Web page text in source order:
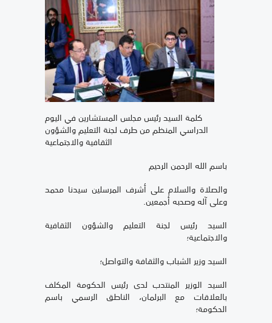
كلمة السيد رئيس مجلس المستشارين في اليوم
الدراسي المنظم من طرف لجنة التعليم والشؤون
الثقافية والاجتماعية
باسم الله الرحمن الرحيم
والصلاة والسلام على أشرف المرسلين سيدنا محمد
وعلى آله وصحبه أجمعين.
السيد رئيس لجنة التعليم والشؤون الثقافية
والاجتماعية؛
السيد وزير الشباب والثقافة والتواصل؛
السيد الوزير المنتدب لدى رئيس الحكومة المكلف
بالعلاقات مع البرلمان، الناطق الرسمي باسم
الحكومة؛